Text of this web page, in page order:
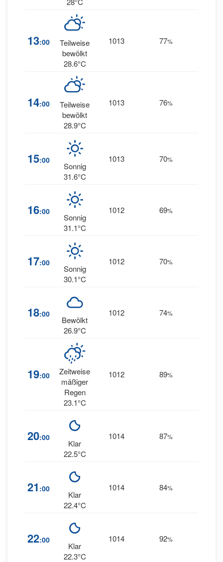
13:00
Teilweise
bewölkt
28.6°C
1013 77%
14:00
Teilweise
bewölkt
28.9°C
1013 76%
15:00
Sonnig
31.6°C
1013 70%
16:00
Sonnig
31.1°C
1012 69%
17:00
Sonnig
30.1°C
1012 70%
18:00
Bewölkt
26.9°C
1012 74%
19:00
Zeitweise
mäßiger
Regen
23.1°C
1012 89%
20:00
Klar
22.5°C
1014 87%
21 :00
Klar
22.4°C
1014 84%
22:00
Klar
22.3°C
1014 92%